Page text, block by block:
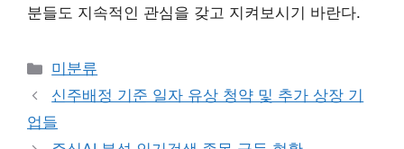
분들도 지속적인 관심을 갖고 지켜보시기 바란다.
카
테
리
미분류
신주배정 기준 일자 유상 청약 및 추가 상장 기
업들